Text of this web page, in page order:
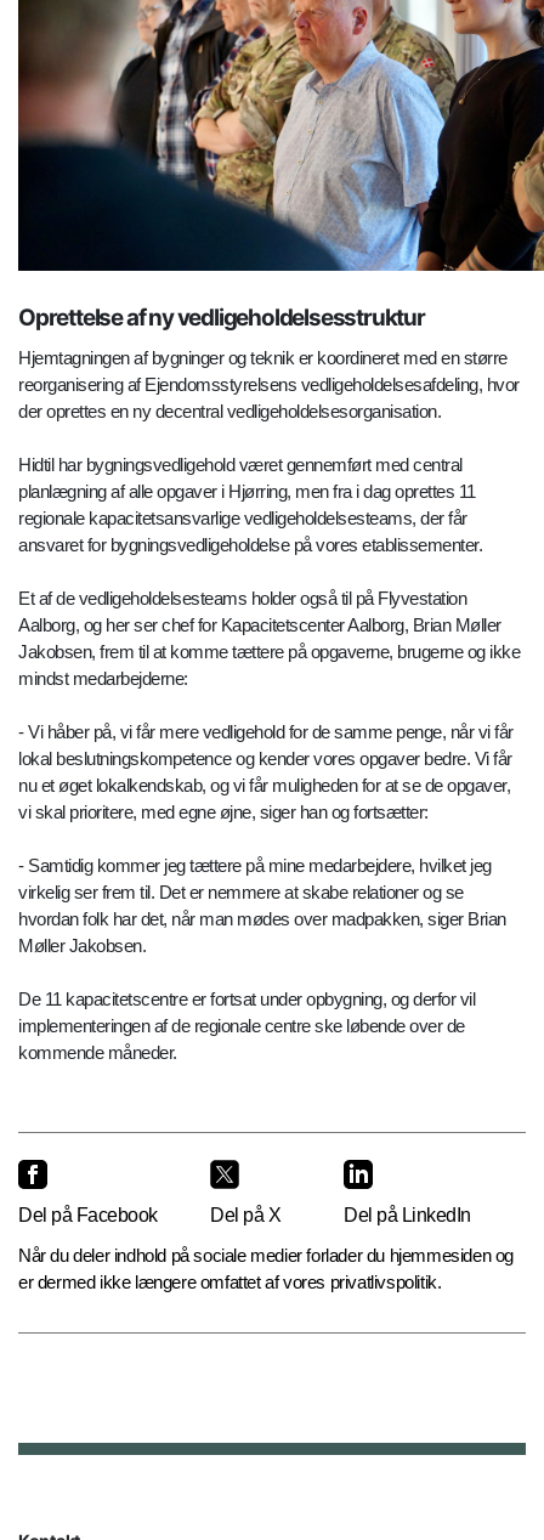
Oprettelse af ny vedligeholdelsesstruktur
Hjemtagningen af bygninger og teknik er koordineret med en større
reorganisering af Ejendomsstyrelsens vedligeholdelsesafdeling, hvor
der oprettes en ny decentral vedligeholdelsesorganisation.
Hidtil har bygningsvedligehold været gennemført med central
planlægning af alle opgaver i Hjørring, men fra i dag oprettes 11
regionale kapacitetsansvarlige vedligeholdelsesteams, der får
ansvaret for bygningsvedligeholdelse på vores etablissementer.
Et af de vedligeholdelsesteams holder også til på Flyvestation
Aalborg, og her ser chef for Kapacitetscenter Aalborg, Brian Møller
Jakobsen, frem til at komme tættere på opgaverne, brugerne og ikke
mindst medarbejderne:
- Vi håber på, vi får mere vedligehold for de samme penge, når vi får
lokal beslutningskompetence og kender vores opgaver bedre. Vi får
nu et øget lokalkendskab, og vi får muligheden for at se de opgaver,
vi skal prioritere, med egne øjne, siger han og fortsætter:
- Samtidig kommer jeg tættere på mine medarbejdere, hvilket jeg
virkelig ser frem til. Det er nemmere at skabe relationer og se
hvordan folk har det, når man mødes over madpakken, siger Brian
Møller Jakobsen.
De 11 kapacitetscentre er fortsat under opbygning, og derfor vil
implementeringen af de regionale centre ske løbende over de
kommende måneder.
Del på Facebook Del på X
Del på LinkedIn
Når du deler indhold på sociale medier forlader du hjemmesiden og
er dermed ikke længere omfattet af vores privatlivspolitik.